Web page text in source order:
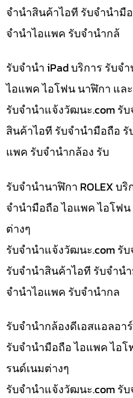
จำนำสินค้าไอที รับจำนำมื
จำนำไอแพค รับจำนำกล้
รับจำนำ iPad บริการ รับ
ไอแพค ไอโฟน นาฬิกา แล
รับจํานําแจ้งวัฒนะ.com รั
สินค้าไอที รับจำนำมือถือ
แพค รับจำนำกล้อง รับ
รับจำนำนาฬิกา ROLEX บ
จำนำมือถือ ไอแพค ไอโฟ
ต่างๆ
รับจํานําแจ้งวัฒนะ.com รับ
รับจำนำสินค้าไอที รับจำน
จำนำไอแพค รับจำนำกล
รับจำนำกล้องดีเอสแอลอา
รับจำนำมือถือ ไอแพค ไอ
รนด์เนมต่างๆ
รับจํานําแจ้งวัฒนะ.com รั